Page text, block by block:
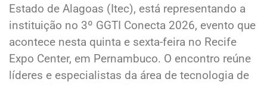
Estado de Alagoas (Itec), está representando a
instituição no 3º GGTI Conecta 2026, evento que
acontece nesta quinta e sexta-feira no Recife
Expo Center, em Pernambuco. O encontro reúne
líderes e especialistas da área de tecnologia de